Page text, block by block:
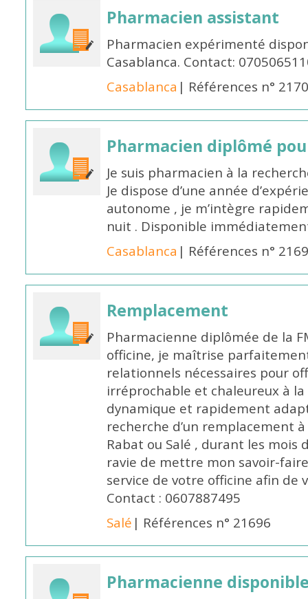
Pharmacien assistant
Pharmacien expérimenté
Casablanca. Contact:
Casablanca | Références n°
Pharmacien diplômé
Je suis pharmacien à la
Je dispose d’une année
autonome , je m’intègre
nuit . Disponible
Casablanca | Références n°
Remplacement
Pharmacienne diplômée de la
officine, je maîtrise
relationnels nécessaires pour
irréprochable et chaleureux à
dynamique et rapidement
recherche d’un remplacement
Rabat ou Salé , durant les mois
ravie de mettre mon savoir-
service de votre officine afin de
Contact : 0607887495
Salé | Références n° 21696
Pharmacienne